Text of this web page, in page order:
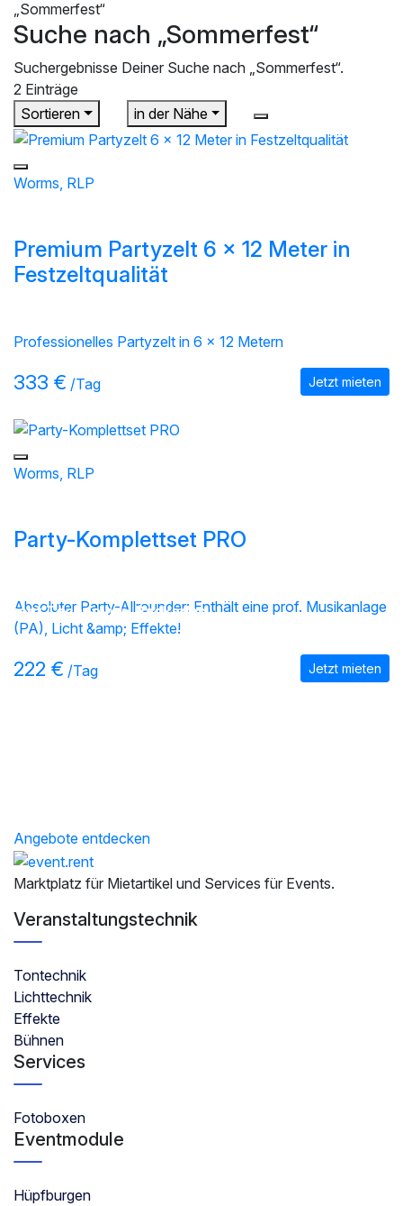
„Sommerfest“
Suche nach „Sommerfest“
Suchergebnisse Deiner Suche nach „Sommerfest“.
2 Einträge
Sortieren
in der Nähe
Worms, RLP
Premium Partyzelt 6 x 12 Meter in
Festzeltqualität
Professionelles Partyzelt in 6 x 12 Metern
333 € /Tag Jetzt mieten
Event Technology Packages
Worms, RLP
Party-Komplettset PRO
Absoluter Party-Allrounder: Enthält eine prof. Musikanlage
(PA), Licht &amp; Effekte!
222 € /Tag Jetzt mieten
Angebote entdecken
Marktplatz für Mietartikel und Services für Events.
Veranstaltungstechnik
Tontechnik
Lichttechnik
Effekte
Bühnen
Services
Fotoboxen
Eventmodule
Hüpfburgen